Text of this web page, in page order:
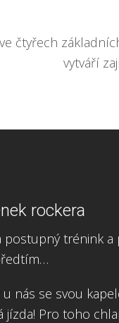
čtyřech
vytváří
rockera
postupný trénink a
nás se svou
jízda! Pro toho